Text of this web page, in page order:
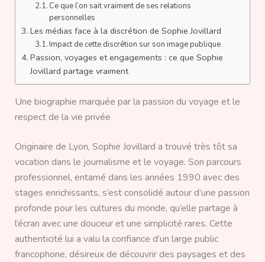
Ce que l’on sait vraiment de ses relations
personnelles
Les médias face à la discrétion de Sophie Jovillard
Impact de cette discrétion sur son image publique
Passion, voyages et engagements : ce que Sophie
Jovillard partage vraiment
Une biographie marquée par la passion du voyage et le
respect de la vie privée
Originaire de Lyon, Sophie Jovillard a trouvé très tôt sa
vocation dans le journalisme et le voyage. Son parcours
professionnel, entamé dans les années 1990 avec des
stages enrichissants, s’est consolidé autour d’une passion
profonde pour les cultures du monde, qu’elle partage à
l’écran avec une douceur et une simplicité rares. Cette
authenticité lui a valu la confiance d’un large public
francophone, désireux de découvrir des paysages et des